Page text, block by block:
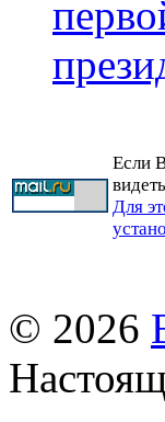
Если
Для
© 2026